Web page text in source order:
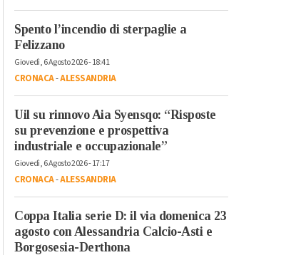
Spento l’incendio di sterpaglie a
Felizzano
Giovedì, 6 Agosto 2026 - 18:41
CRONACA-ALESSANDRIA
Uil su rinnovo Aia Syensqo: “Risposte
su prevenzione e prospettiva
industriale e occupazionale”
Giovedì, 6 Agosto 2026 - 17:17
CRONACA-ALESSANDRIA
Coppa Italia serie D: il via domenica 23
agosto con Alessandria Calcio-Asti e
Borgosesia-Derthona